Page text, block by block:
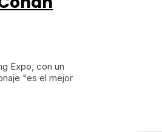
Expo, con un
"es el mejor